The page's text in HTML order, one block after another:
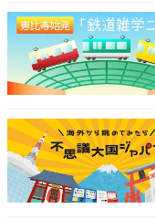
ーと考察要素が交錯
中村さんは、2人の
刑事で、結婚してい
るキャラクターを演